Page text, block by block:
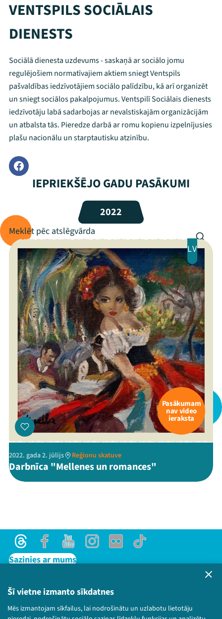
Šī vietne izmanto sīkdatnes
Mēs izmantojam sīkfailus, lai nodrošinātu un uzlabotu lietotāju
Mana programma
Arhīvs
Viņi bija LAMPĀ 2026
Jaunumi
Ziedo
Veikals
Kontakti
ThreadsFacebookYoutube
X Instagram
Flick TikTok
VENTSPILS SOCIĀLAIS
DIENESTS
Sociālā dienesta uzdevums - saskaņā ar sociālo jomu
regulējošiem normatīvajiem aktiem sniegt Ventspils
pašvaldības iedzīvotājiem sociālo palīdzību, kā arī organizēt
un sniegt sociālos pakalpojumus. Ventspilī Sociālais dienests
iedzīvotāju labā sadarbojas ar nevalstiskajām organizācijām
un atbalsta tās. Pieredze darbā ar romu kopienu izpelnījusies
plašu nacionālu un starptautisku atzinību.
IEPRIEKŠĒJO GADU PASĀKUMI
2022
LV
Pasākumam
nav video
ieraksta
2022. gada 2. jūlijs Reģionu skatuve
Darbnīca "Mellenes un romances"
ThreadsFacebookYoutubeInstagram
Flick TikTok
Sazinies ar mums
Lietošanas noteikumi un sīkdatņu politika
Bērnu aizsardzības politika
© 2026 Sarunu festivāls LAMPA Visas tiesības